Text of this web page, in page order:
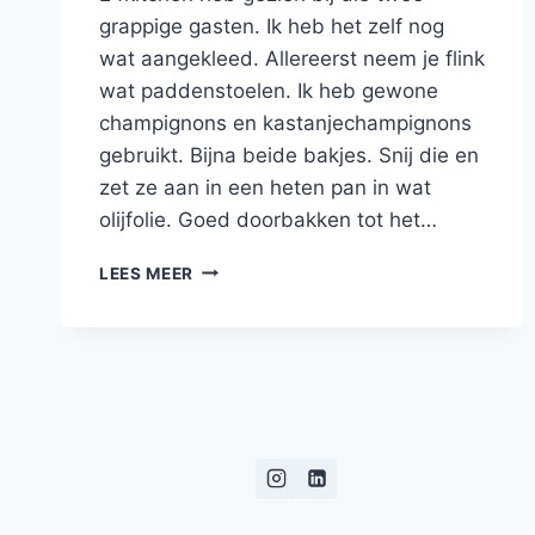
grappige gasten. Ik heb het zelf nog
wat aangekleed. Allereerst neem je flink
wat paddenstoelen. Ik heb gewone
champignons en kastanjechampignons
gebruikt. Bijna beide bakjes. Snij die en
zet ze aan in een heten pan in wat
olijfolie. Goed doorbakken tot het…
LEES MEER ROMIGE